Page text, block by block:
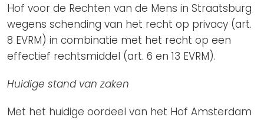
Hof voor de Rechten van de Mens in Straatsburg
wegens schending van het recht op privacy (art.
8 EVRM) in combinatie met het recht op een
effectief rechtsmiddel (art. 6 en 13 EVRM).
Huidige stand van zaken
Met het huidige oordeel van het Hof Amsterdam